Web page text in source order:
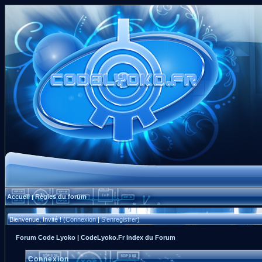
Accueil|Règles du forum
Bienvenue, Invité ! (Connexion|S'enregistrer)
Forum Code Lyoko | CodeLyoko.Fr Index du Forum
Connexion